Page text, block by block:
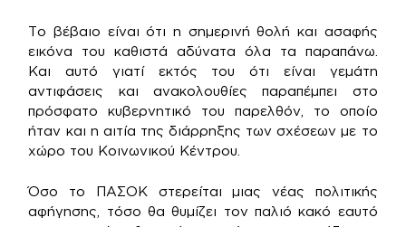
Το βέβαιο είναι ότι η σημερινή θολή και ασαφής
εικόνα του καθιστά αδύνατα όλα τα παραπάνω.
Και αυτό γιατί εκτός του ότι είναι γεμάτη
αντιφάσεις και ανακολουθίες παραπέμπει στο
πρόσφατο κυβερνητικό του παρελθόν, το οποίο
ήταν και η αιτία της διάρρηξης των σχέσεων με το
χώρο του Κοινωνικού Κέντρου.
Όσο το ΠΑΣΟΚ στερείται μιας νέας πολιτικής
αφήγησης, τόσο θα θυμίζει τον παλιό κακό εαυτό